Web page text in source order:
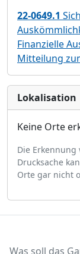
22-0649.1
Finanzielle
Mitteilung
Lokalisation
Keine Orte
Die Erkennung
Drucksache
Orte gar nicht
Was soll das